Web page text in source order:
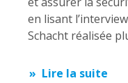
en lisant
Schacht réalisée
Lire la suite